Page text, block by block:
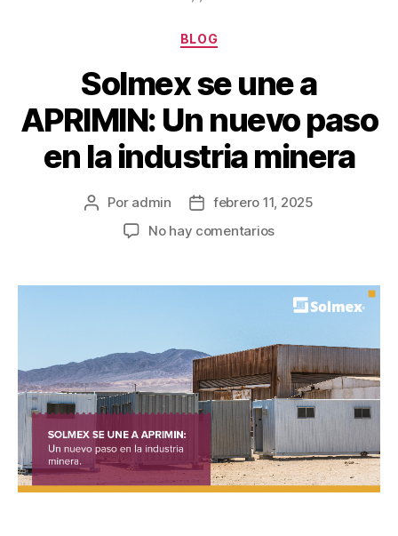
BLOG
Solmex se une a
APRIMIN: Un nuevo paso
en la industria minera
Por admin
febrero 11, 2025
No hay comentarios